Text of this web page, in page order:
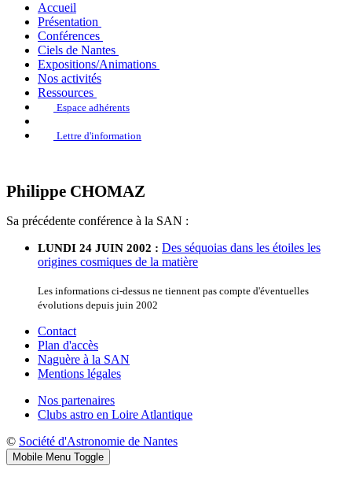
Accueil
Présentation
Conférences
Ciels de Nantes
Expositions/Animations
Nos activités
Ressources
Espace adhérents
Lettre d'information
Philippe CHOMAZ
Sa précédente conférence à la SAN :
LUNDI 24 JUIN 2002 : Des séquoias dans les étoiles les
origines cosmiques de la matière
Les informations ci-dessus ne tiennent pas compte d'éventuelles
évolutions depuis juin 2002
Contact
Plan d'accès
Naguère à la SAN
Mentions légales
Nos partenaires
Clubs astro en Loire Atlantique
© Société d'Astronomie de Nantes
Mobile Menu Toggle